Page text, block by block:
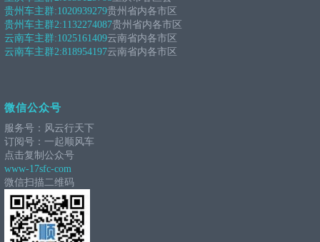
贵州车主群:1020939279贵州省内各市区
贵州车主群2:1132274087贵州省内各市区
云南车主群:1025161409云南省内各市区
云南车主群2:818954197云南省内各市区
微信公众号
服务号：风云行天下
订阅号：一起顺风车
点击复制公众号
www-17sfc-com
微信扫描二维码